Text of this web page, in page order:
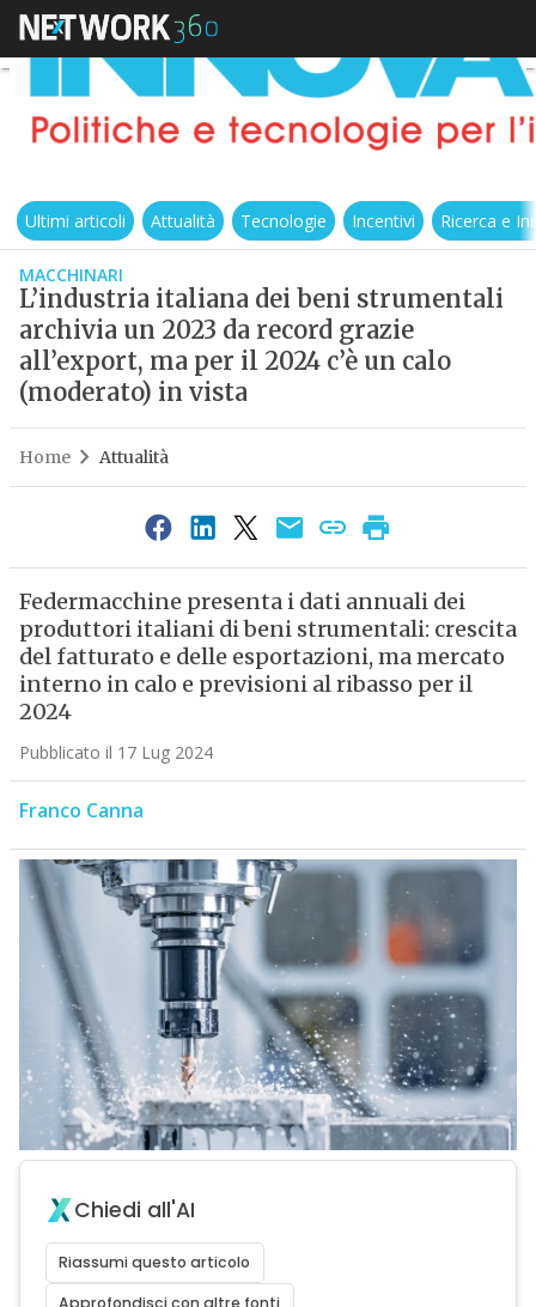
Ultimi articoli Attualità Tecnologie Incentivi Ricerca e
MACCHINARI
L’industria italiana dei beni strumentali
archivia un 2023 da record grazie
all’export, ma per il 2024 c’è un calo
(moderato) in vista
Home Attualità
Federmacchine presenta i dati annuali dei
produttori italiani di beni strumentali: crescita
del fatturato e delle esportazioni, ma mercato
interno in calo e previsioni al ribasso per il
2024
Pubblicato il 17 Lug 2024
Franco Canna
Chiedi all'AI
Riassumi questo articolo